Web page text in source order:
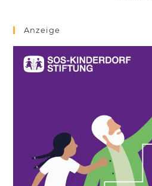
Anzeige